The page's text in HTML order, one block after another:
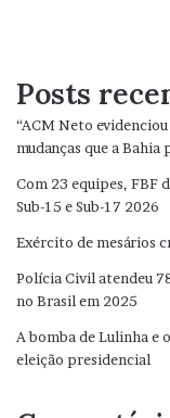
Posts
“ACM Neto
mudanças que a
Com 23 equipes, FBF
Sub-15 e Sub-17 2026
Exército de mesários
Polícia Civil atendeu
no Brasil em 2025
A bomba de Lulinha e
eleição presidencial